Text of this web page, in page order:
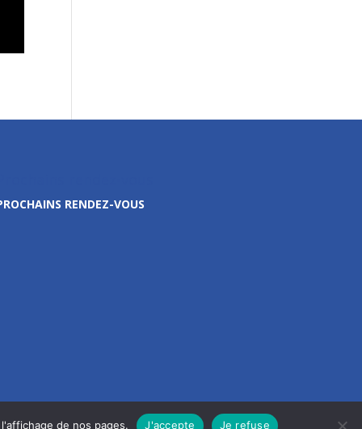
RENDEZ-VOUS
de nos pages. J'accepte Je refuse